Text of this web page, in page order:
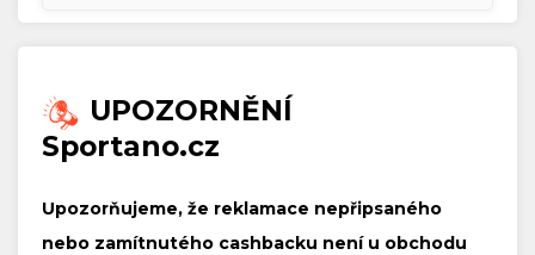
UPOZORNĚNÍ
Sportano.cz
Upozorňujeme, že reklamace nepřipsaného
nebo zamítnutého cashbacku není u obchodu